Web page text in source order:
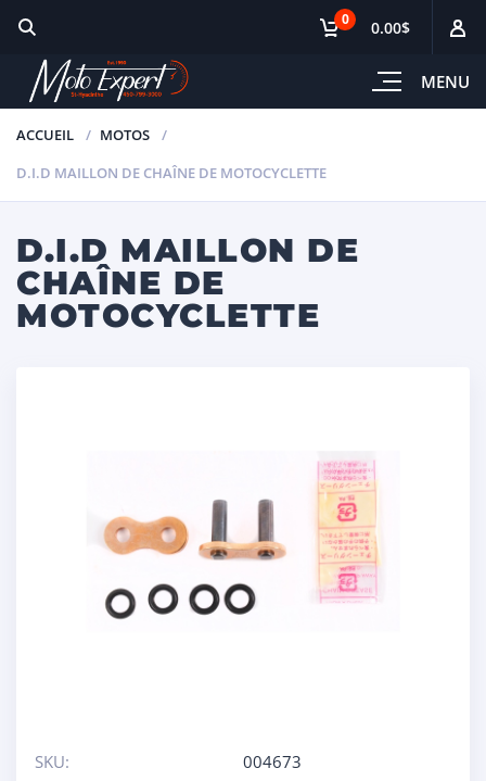
MENU
0 0.00$
ACCUEIL
MOTOS
D.I.D MAILLON DE CHAÎNE DE MOTOCYCLETTE
D.I.D MAILLON DE
CHAÎNE DE
MOTOCYCLETTE
SKU:
004673